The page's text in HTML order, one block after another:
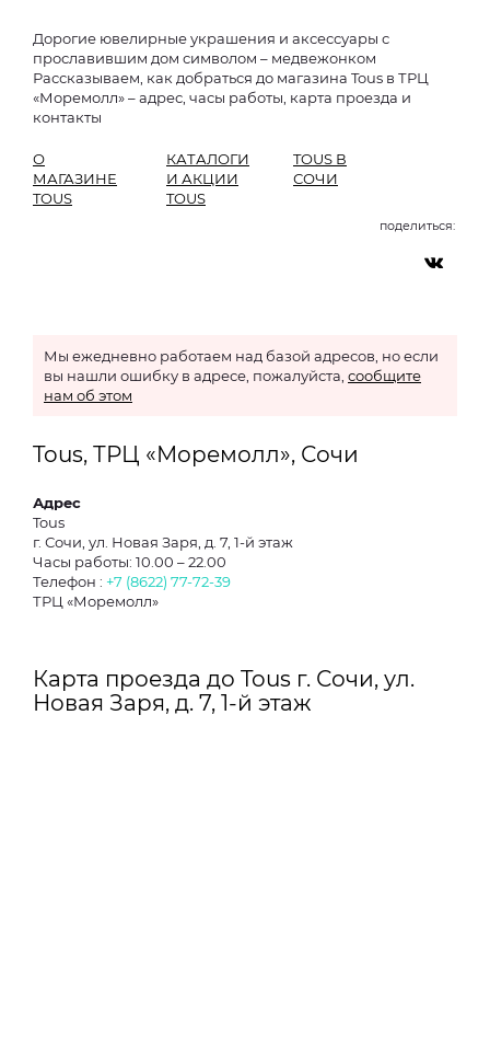
Дорогие ювелирные украшения и аксессуары с
прославившим дом символом – медвежонком
Рассказываем, как добраться до магазина Tous в ТРЦ
«Моремолл» – адрес, часы работы, карта проезда и
контакты
О
МАГАЗИНЕ
TOUS
КАТАЛОГИ
И АКЦИИ
TOUS
TOUS В
СОЧИ
поделиться:
Мы ежедневно работаем над базой адресов, но если
вы нашли ошибку в адресе, пожалуйста, сообщите
нам об этом
Tous, ТРЦ «Моремолл», Сочи
Адрес
Tous
г. Сочи, ул. Новая Заря, д. 7, 1-й этаж
Часы работы: 10.00 – 22.00
Телефон : +7 (8622) 77-72-39
ТРЦ «Моремолл»
Карта проезда до Tous г. Сочи, ул.
Новая Заря, д. 7, 1-й этаж